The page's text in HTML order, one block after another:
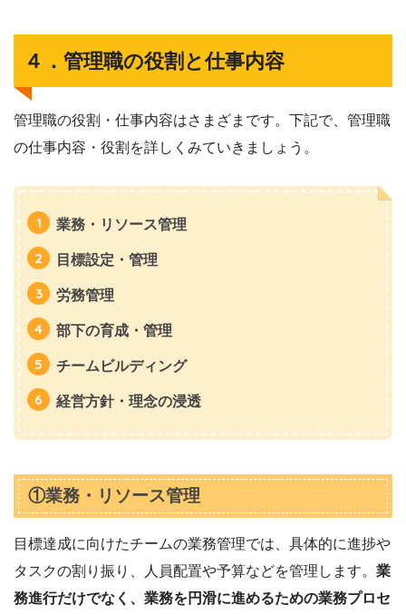
４．管理職の役割と仕事内容
管理職の役割・仕事内容はさまざまです。下記で、管理職
の仕事内容・役割を詳しくみていきましょう。
業務・リソース管理
目標設定・管理
労務管理
部下の育成・管理
チームビルディング
経営方針・理念の浸透
①業務・リソース管理
目標達成に向けたチームの業務管理では、具体的に進捗や
タスクの割り振り、人員配置や予算などを管理します。 業
務進行だけでなく、業務を円滑に進めるための業務プロセ